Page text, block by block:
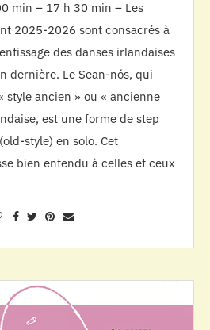
min – 17 h 30 min – Les
2025-2026 sont consacrés à
des danses irlandaises
dernière. Le Sean-nós, qui
ancien » ou « ancienne
est une forme de step
style) en solo. Cet
bien entendu à celles et ceux